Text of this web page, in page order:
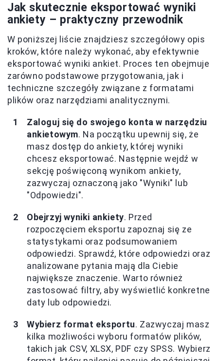
Jak skutecznie eksportować wyniki
ankiety – praktyczny przewodnik
W poniższej liście znajdziesz szczegółowy opis
kroków, które należy wykonać, aby efektywnie
eksportować wyniki ankiet. Proces ten obejmuje
zarówno podstawowe przygotowania, jak i
techniczne szczegóły związane z formatami
plików oraz narzędziami analitycznymi.
Zaloguj się do swojego konta w narzędziu
ankietowym. Na początku upewnij się, że
masz dostęp do ankiety, której wyniki
chcesz eksportować. Następnie wejdź w
sekcję poświęconą wynikom ankiety,
zazwyczaj oznaczoną jako "Wyniki" lub
"Odpowiedzi".
Obejrzyj wyniki ankiety. Przed
rozpoczęciem eksportu zapoznaj się ze
statystykami oraz podsumowaniem
odpowiedzi. Sprawdź, które odpowiedzi oraz
analizowane pytania mają dla Ciebie
największe znaczenie. Warto również
zastosować filtry, aby wyświetlić konkretne
daty lub odpowiedzi.
Wybierz format eksportu. Zazwyczaj masz
kilka możliwości wyboru formatów plików,
takich jak CSV, XLSX, PDF czy SPSS. Wybierz